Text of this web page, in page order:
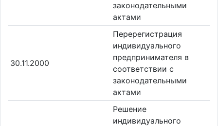
законодательными
актами
30.11.2000
Перерегистрация
индивидуального
предпринимателя в
соответствии с
законодательными
актами
Решение
индивидуального